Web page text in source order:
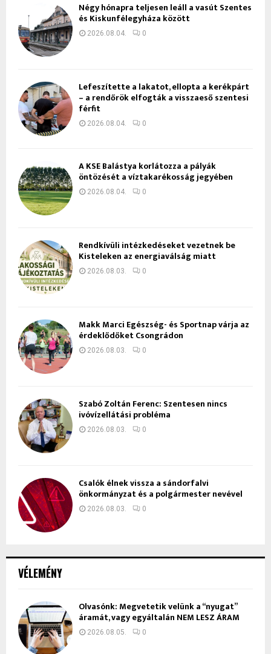
VÉLEMÉNY
Olvasónk: Megvetetik velünk a “nyugat”
áramát, vagy egyáltalán NEM LESZ ÁRAM
2026.08.05. 0
Négy hónapra teljesen leáll a vasút Szentes
és Kiskunfélegyháza között
2026.08.04. 0
Lefeszítette a lakatot, ellopta a kerékpárt
– a rendőrök elfogták a visszaeső szentesi
férfit
2026.08.04. 0
A KSE Balástya korlátozza a pályák
öntözését a víztakarékosság jegyében
2026.08.04. 0
Rendkívüli intézkedéseket vezetnek be
Kisteleken az energiaválság miatt
2026.08.03. 0
Makk Marci Egészség- és Sportnap várja az
érdeklődőket Csongrádon
2026.08.03. 0
Szabó Zoltán Ferenc: Szentesen nincs
ivóvízellátási probléma
2026.08.03. 0
Csalók élnek vissza a sándorfalvi
önkormányzat és a polgármester nevével
2026.08.03. 0